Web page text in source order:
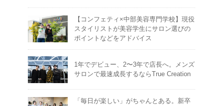
【コンフェティ×中部美容専門学校】現役
スタイリストが美容学生にサロン選びの
ポイントなどをアドバイス
1年でデビュー、2〜3年で店長へ。メンズ
サロンで最速成長するならTrue Creation
「毎日が楽しい」がちゃんとある。新卒